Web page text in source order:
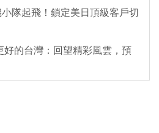
隊起飛！鎖定美日頂級客戶切
的台灣：回望精彩風雲，預